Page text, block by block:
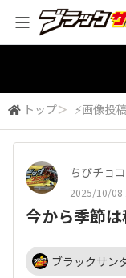
トップ＞ ⚡画像投
ちびチョコ
2025/10/08
今から季節
ブラックサン